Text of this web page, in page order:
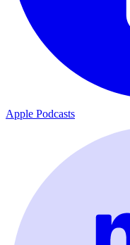
Apple Podcasts